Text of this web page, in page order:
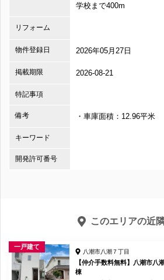
学校まで400m
リフォーム
物件登録日 2026年05月27日
掲載期限 2026-08-21
特記事項
備考 ・車庫面積：12.96平米
キーワード
開発許可番号
このエリアの近
一戸建て
八潮市八潮７丁目
【仲介手数料無料】八潮市
棟